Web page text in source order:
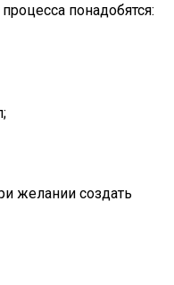
понадобятся:
желании создать